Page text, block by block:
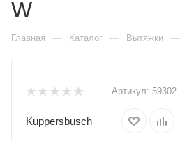
W
Главная — Каталог — Вытяжки —
Артикул: 59302
Kuppersbusch